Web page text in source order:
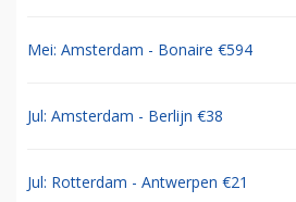
Mei: Amsterdam - Bonaire €594
Jul: Amsterdam - Berlijn €38
Jul: Rotterdam - Antwerpen €21